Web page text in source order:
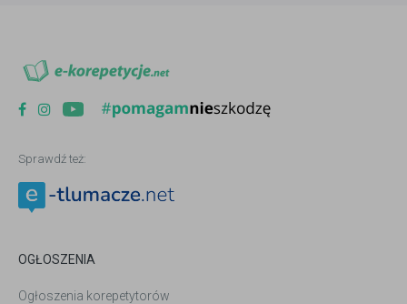
Sprawdź też:
OGŁOSZENIA
Ogłoszenia korepetytorów